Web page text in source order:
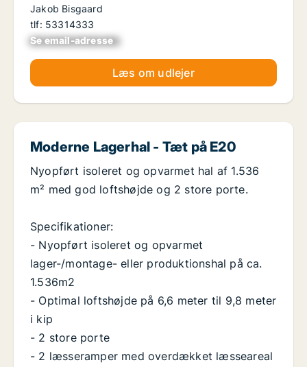
Jakob Bisgaard
tlf: 53314333
Se email-adresse
xxxxxxxxxxxxxxxx
Læs om udlejer
Moderne Lagerhal - Tæt på E20
Nyopført isoleret og opvarmet hal af 1.536
m² med god loftshøjde og 2 store porte.
Specifikationer:
- Nyopført isoleret og opvarmet
lager-/montage- eller produktionshal på ca.
1.536m2
- Optimal loftshøjde på 6,6 meter til 9,8 meter
i kip
- 2 store porte
- 2 læsseramper med overdækket læsseareal